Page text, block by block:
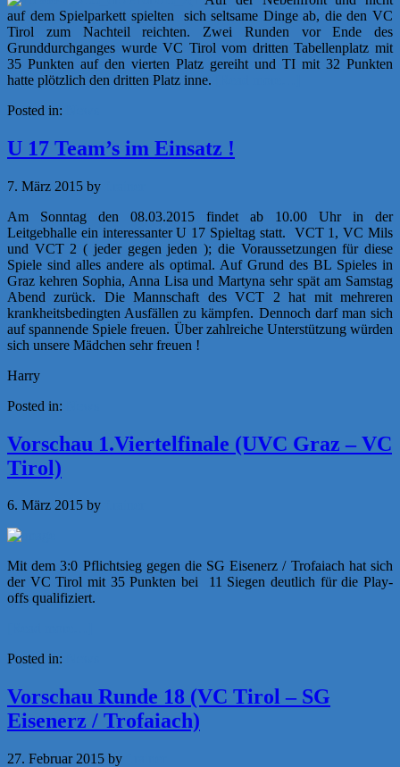
auf dem Spielparkett spielten sich seltsame Dinge ab, die den VC
Tirol zum Nachteil reichten. Zwei Runden vor Ende des
Grunddurchganges wurde VC Tirol vom dritten Tabellenplatz mit
35 Punkten auf den vierten Platz gereiht und TI mit 32 Punkten
hatte plötzlich den dritten Platz inne.
Posted in:
U 17 Team’s im Einsatz !
7. März 2015 by
Am Sonntag den 08.03.2015 findet ab 10.00 Uhr in der
Leitgebhalle ein interessanter U 17 Spieltag statt. VCT 1, VC Mils
und VCT 2 ( jeder gegen jeden ); die Voraussetzungen für diese
Spiele sind alles andere als optimal. Auf Grund des BL Spieles in
Graz kehren Sophia, Anna Lisa und Martyna sehr spät am Samstag
Abend zurück. Die Mannschaft des VCT 2 hat mit mehreren
krankheitsbedingten Ausfällen zu kämpfen. Dennoch darf man sich
auf spannende Spiele freuen. Über zahlreiche Unterstützung würden
sich unsere Mädchen sehr freuen !
Harry
Posted in:
Vorschau 1.Viertelfinale (UVC Graz – VC
Tirol)
6. März 2015 by
Mit dem 3:0 Pflichtsieg gegen die SG Eisenerz / Trofaiach hat sich
der VC Tirol mit 35 Punkten bei 11 Siegen deutlich für die Play-
offs qualifiziert.
Posted in:
Vorschau Runde 18 (VC Tirol – SG
Eisenerz / Trofaiach)
27. Februar 2015 by